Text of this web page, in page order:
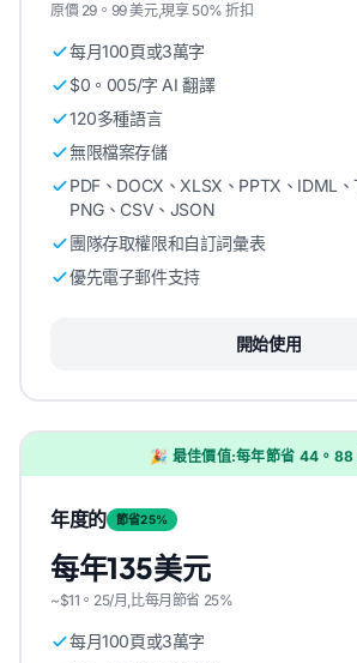
原價 29。99 美元,現享 50% 折扣
每月100頁或3萬字
$0。005/字 AI 翻譯
120多種語言
無限檔案存儲
PDF、DOCX、XLSX、PPTX、IDML、
PNG、CSV、JSON
團隊存取權限和自訂詞彙表
優先電子郵件支持
開始使用
🎉 最佳價值:每年節省 44。88
年度的 節省25%
每年135美元
~$11。25/月,比每月節省 25%
每月100頁或3萬字